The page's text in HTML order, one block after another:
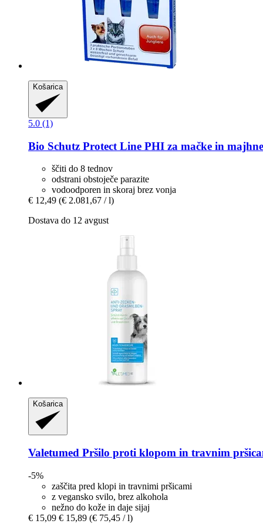
Košarica
5.0 (1)
Bio Schutz Protect Line PHI za mačke in
ščiti do 8 tednov
odstrani obstoječe parazite
vodoodporen in skoraj brez vonja
€ 12,49 (€ 2.081,67 / l)
Dostava do 12 avgust
Košarica
Valetumed Pršilo proti klopom in travnim
-5%
zaščita pred klopi in travnimi pršicami
z vegansko svilo, brez alkohola
nežno do kože in daje sijaj
€ 15,09 € 15,89 (€ 75,45 / l)